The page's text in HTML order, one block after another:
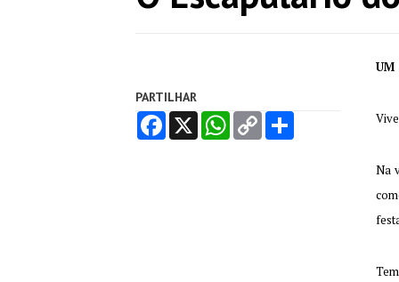
PARTILHAR
FACEBOOK
X WHATSAPP
COPY
LINK
UM
Na